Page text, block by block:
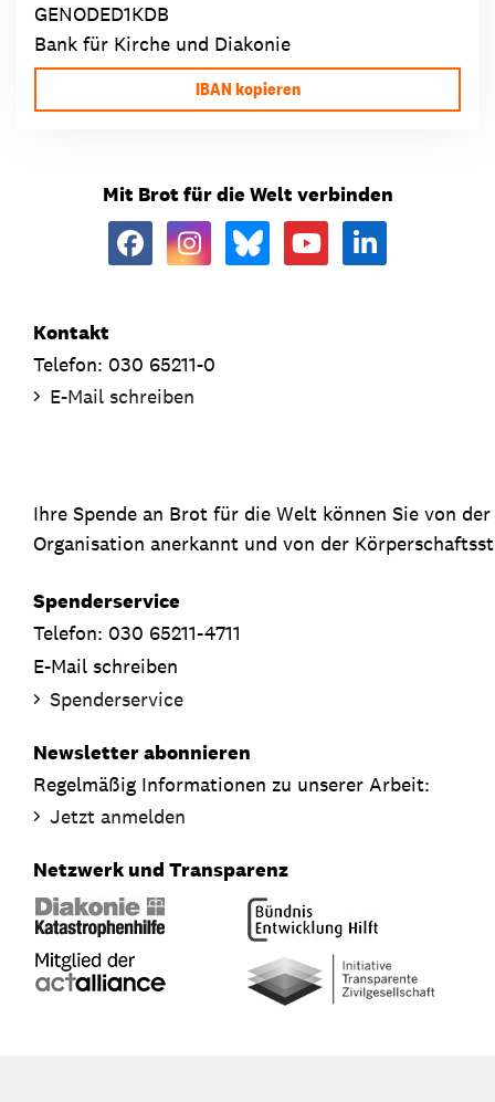
GENODED1KDB
Bank für Kirche und Diakonie
IBAN kopieren
Mit Brot für die Welt verbinden
Kontakt
Telefon: 030 65211-0
E-Mail schreiben
Ihre Spende an Brot für die Welt können Sie von
Organisation anerkannt und von der
Spenderservice
Telefon: 030 65211-4711
E-Mail schreiben
Spenderservice
Newsletter abonnieren
Regelmäßig Informationen zu unserer Arbeit:
Jetzt anmelden
Netzwerk und Transparenz